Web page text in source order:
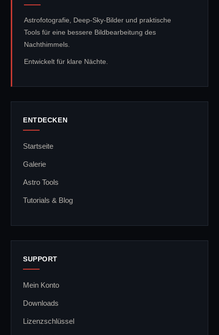
Astrofotografie, Deep-Sky-Bilder und praktische
Tools für eine bessere Bildbearbeitung des
Nachthimmels.
Entwickelt für klare Nächte.
ENTDECKEN
Startseite
Galerie
Astro Tools
Tutorials & Blog
SUPPORT
Mein Konto
Downloads
Lizenzschlüssel